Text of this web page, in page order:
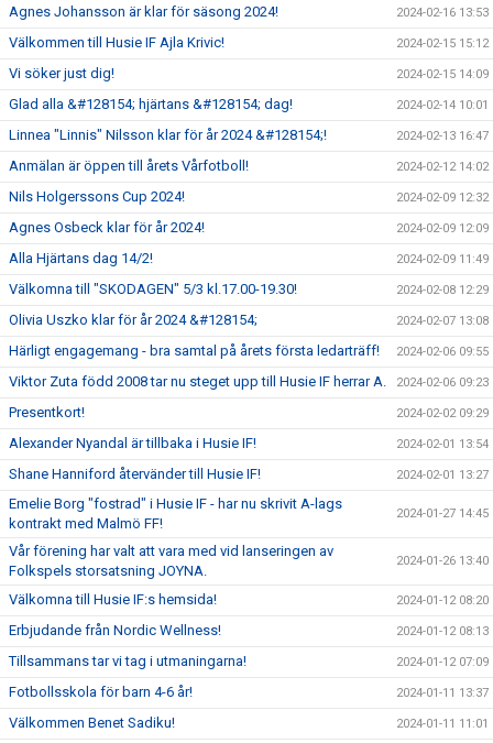
Agnes Johansson är klar för säsong 2024! 2024-02-16 13:53
Välkommen till Husie IF Ajla Krivic! 2024-02-15 15:12
Vi söker just dig! 2024-02-15 14:09
Glad alla &#128154; hjärtans &#128154; dag! 2024-02-14 10:01
Linnea "Linnis" Nilsson klar för år 2024 &#128154;! 2024-02-13 16:47
Anmälan är öppen till årets Vårfotboll! 2024-02-12 14:02
Nils Holgerssons Cup 2024! 2024-02-09 12:32
Agnes Osbeck klar för år 2024! 2024-02-09 12:09
Alla Hjärtans dag 14/2! 2024-02-09 11:49
Välkomna till "SKODAGEN" 5/3 kl.17.00-19.30! 2024-02-08 12:29
Olivia Uszko klar för år 2024 &#128154; 2024-02-07 13:08
Härligt engagemang - bra samtal på årets första ledarträff! 2024-02-06 09:55
Viktor Zuta född 2008 tar nu steget upp till Husie IF herrar A. 2024-02-06 09:23
Presentkort! 2024-02-02 09:29
Alexander Nyandal är tillbaka i Husie IF! 2024-02-01 13:54
Shane Hanniford återvänder till Husie IF! 2024-02-01 13:27
Emelie Borg "fostrad" i Husie IF - har nu skrivit A-lags
kontrakt med Malmö FF!
2024-01-27 14:45
Vår förening har valt att vara med vid lanseringen av
Folkspels storsatsning JOYNA.
2024-01-26 13:40
Välkomna till Husie IF:s hemsida! 2024-01-12 08:20
Erbjudande från Nordic Wellness! 2024-01-12 08:13
Tillsammans tar vi tag i utmaningarna! 2024-01-12 07:09
Fotbollsskola för barn 4-6 år! 2024-01-11 13:37
Välkommen Benet Sadiku! 2024-01-11 11:01